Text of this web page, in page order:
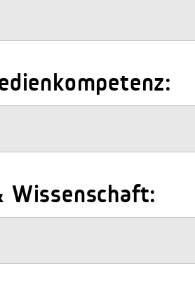
Wissenschaft: